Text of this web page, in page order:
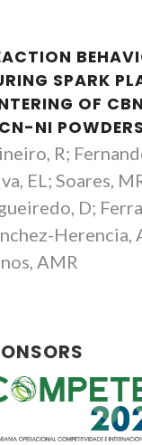
SPARK
OF
NI
R;
EL; Soares,
D;
Herencia,
AMR